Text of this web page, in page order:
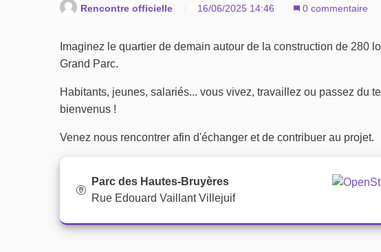
Rencontre officielle 16/06/2025 14:46
0 commentaire
Imaginez le quartier de demain autour de la construction de 280
Grand Parc.
Habitants, jeunes, salariés... vous vivez, travaillez ou passez du
bienvenus !
Venez nous rencontrer afin d'échanger et de contribuer au projet.
Parc des Hautes-Bruyères
Rue Edouard Vaillant Villejuif